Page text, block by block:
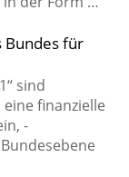
Bundes für
sind
finanzielle
-